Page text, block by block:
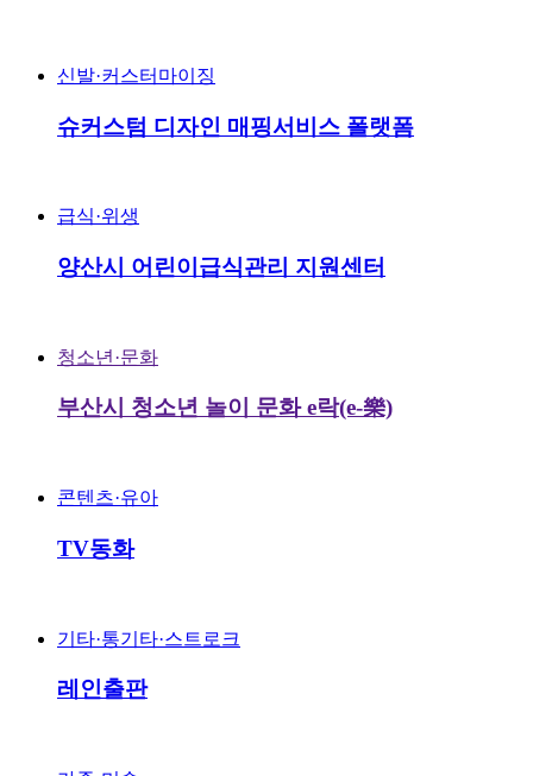
신발·커스터마이징
슈커스텀 디자인 매핑서비스 폴랫폼
급식·위생
양산시 어린이급식관리 지원센터
청소년·문화
부산시 청소년 놀이 문화 e락(e-樂)
콘텐츠·유아
TV동화
기타·통기타·스트로크
레인출판